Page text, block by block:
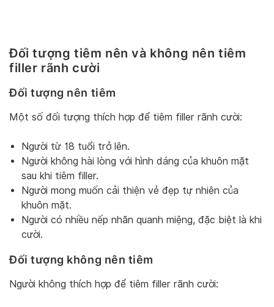
Đối tượng tiêm nên và không nên tiêm
filler rãnh cười
Đối tượng nên tiêm
Một số đối tượng thích hợp để tiêm filler rãnh cười:
Người từ 18 tuổi trở lên.
Người không hài lòng với hình dáng của khuôn mặt
sau khi tiêm filler.
Người mong muốn cải thiện vẻ đẹp tự nhiên của
khuôn mặt.
Người có nhiều nếp nhăn quanh miệng, đặc biệt là khi
cười.
Đối tượng không nên tiêm
Người không thích hợp để tiêm filler rãnh cười: